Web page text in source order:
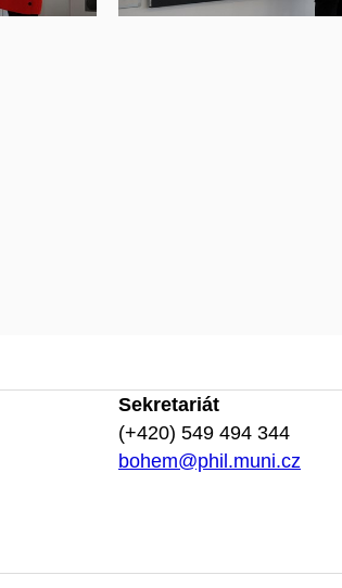
Sekretariát
(+420) 549 494 344
bohem@phil.muni.cz